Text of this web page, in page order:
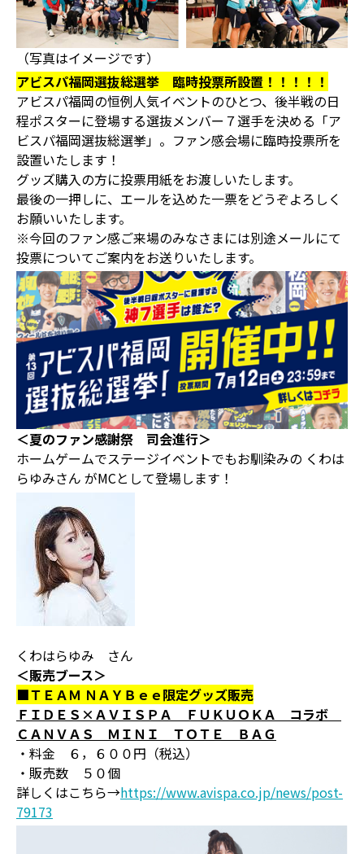
（写真はイメージです）
アビスパ福岡選抜総選挙 臨時投票所設置！！！！！
アビスパ福岡の恒例人気イベントのひとつ、後半戦の日
程ポスターに登場する選抜メンバー７選手を決める「ア
ビスパ福岡選抜総選挙」。ファン感会場に臨時投票所を
設置いたします！
グッズ購入の方に投票用紙をお渡しいたします。
最後の一押しに、エールを込めた一票をどうぞよろしく
お願いいたします。
※今回のファン感ご来場のみなさまには別途メールにて
投票についてご案内をお送りいたします。
＜夏のファン感謝祭 司会進行＞
ホームゲームでステージイベントでもお馴染みの くわは
らゆみさん がMCとして登場します！
くわはらゆみ さん
＜販売ブース＞
■ＴＥＡＭ ＮＡＹＢｅｅ限定グッズ販売
ＦＩＤＥＳ×ＡＶＩＳＰＡ ＦＵＫＵＯＫＡ コラボ
ＣＡＮＶＡＳ ＭＩＮＩ ＴＯＴＥ ＢＡＧ
・料金 ６，６００円（税込）
・販売数 ５０個
詳しくはこちら→https://www.avispa.co.jp/news/post-
79173